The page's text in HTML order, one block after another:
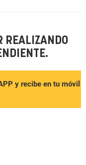
REALIZANDO
y recibe en tu móvil